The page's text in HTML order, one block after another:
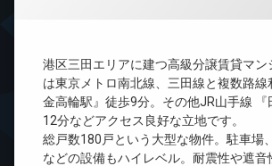
港区三田エリアに建つ高級分譲賃貸マン
は東京メトロ南北線、三田線と複数路線
金高輪駅』徒歩9分。その他JR山手線 『
12分などアクセス良好な立地です。
総戸数180戸という大型な物件。駐車場
などの設備もハイレベル。耐震性や遮音